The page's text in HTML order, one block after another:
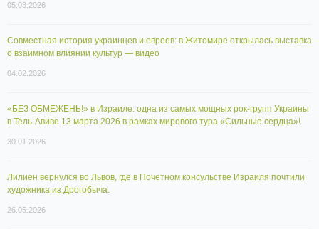
05.03.2026
Совместная история украинцев и евреев: в Житомире открылась выставка
о взаимном влиянии культур — видео
04.02.2026
«БЕЗ ОБМЕЖЕНЬ!» в Израиле: одна из самых мощных рок-групп Украины
в Тель-Авиве 13 марта 2026 в рамках мирового тура «Сильные сердца»!
30.01.2026
Лилиен вернулся во Львов, где в Почетном консульстве Израиля почтили
художника из Дрогобыча.
26.05.2026